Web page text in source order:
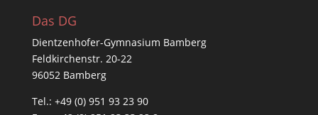
Das DG
Dientzenhofer-Gymnasium Bamberg
Feldkirchenstr. 20-22
96052 Bamberg
Tel.: +49 (0) 951 93 23 90